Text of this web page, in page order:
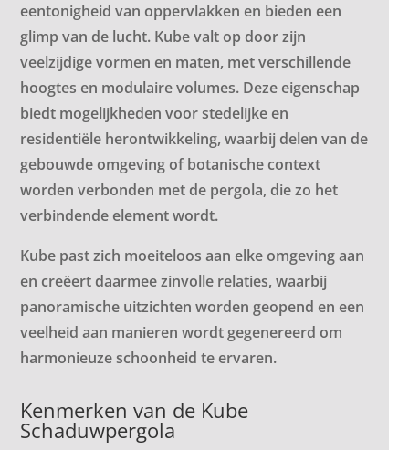
eentonigheid van oppervlakken en bieden een
glimp van de lucht. Kube valt op door zijn
veelzijdige vormen en maten, met verschillende
hoogtes en modulaire volumes. Deze eigenschap
biedt mogelijkheden voor stedelijke en
residentiële herontwikkeling, waarbij delen van de
gebouwde omgeving of botanische context
worden verbonden met de pergola, die zo het
verbindende element wordt.
Kube past zich moeiteloos aan elke omgeving aan
en creëert daarmee zinvolle relaties, waarbij
panoramische uitzichten worden geopend en een
veelheid aan manieren wordt gegenereerd om
harmonieuze schoonheid te ervaren.
Kenmerken van de Kube
Schaduwpergola